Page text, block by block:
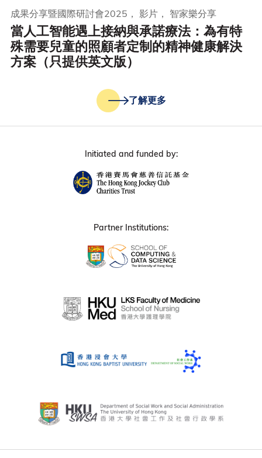
當人工智能遇上接納與承諾療法：為有特
殊需要兒童的照顧者定制的精神健康解決
方案（只提供英文版）
成果分享暨國際研討會2025， 影片， 智家樂分享
了解更多
Initiated and funded by:
Partner Institutions: